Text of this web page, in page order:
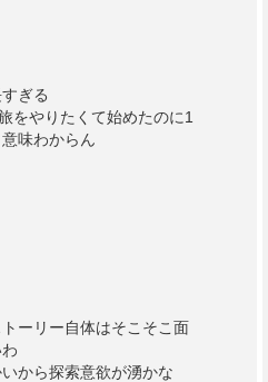
ぎる
をやりたくて始めたのに1
味わからん
ーリー自体はそこそこ面
から探索意欲が湧かな